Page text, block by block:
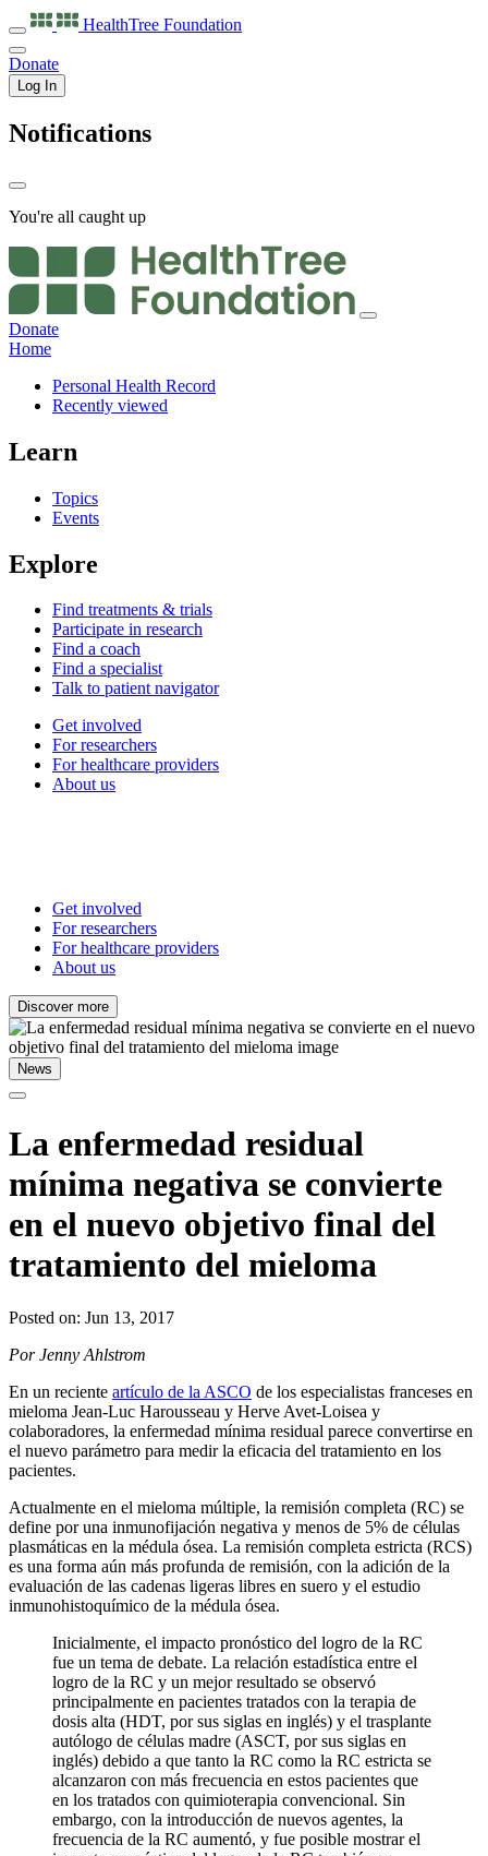
HealthTree Foundation
Donate
Log In
Notifications
You're all caught up
Donate
Home
Personal Health Record
Recently viewed
Learn
Topics
Events
Explore
Find treatments & trials
Participate in research
Find a coach
Find a specialist
Talk to patient navigator
Get involved
For researchers
For healthcare providers
About us
Get involved
For researchers
For healthcare providers
About us
Discover more
News
La enfermedad residual
mínima negativa se convierte
en el nuevo objetivo final del
tratamiento del mieloma
Posted on: Jun 13, 2017
Por Jenny Ahlstrom
En un reciente artículo de la ASCO de los especialistas franceses en
mieloma Jean-Luc Harousseau y Herve Avet-Loisea y
colaboradores, la enfermedad mínima residual parece convertirse en
el nuevo parámetro para medir la eficacia del tratamiento en los
pacientes.
Actualmente en el mieloma múltiple, la remisión completa (RC) se
define por una inmunofijación negativa y menos de 5% de células
plasmáticas en la médula ósea. La remisión completa estricta (RCS)
es una forma aún más profunda de remisión, con la adición de la
evaluación de las cadenas ligeras libres en suero y el estudio
inmunohistoquímico de la médula ósea.
Inicialmente, el impacto pronóstico del logro de la RC
fue un tema de debate. La relación estadística entre el
logro de la RC y un mejor resultado se observó
principalmente en pacientes tratados con la terapia de
dosis alta (HDT, por sus siglas en inglés) y el trasplante
autólogo de células madre (ASCT, por sus siglas en
inglés) debido a que tanto la RC como la RC estricta se
alcanzaron con más frecuencia en estos pacientes que
en los tratados con quimioterapia convencional. Sin
embargo, con la introducción de nuevos agentes, la
frecuencia de la RC aumentó, y fue posible mostrar el